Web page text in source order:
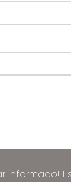
informado!